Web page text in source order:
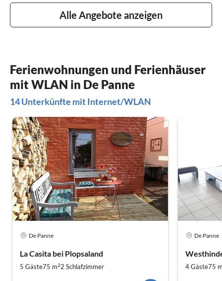
Alle Angebote anzeigen
Ferienwohnungen und Ferienhäuser
mit WLAN in De Panne
14 Unterkünfte mit Internet/WLAN
De Panne
La Casita bei Plopsaland
5 Gäste75 m22 Schlafzimmer
De Panne
4 Gäste75